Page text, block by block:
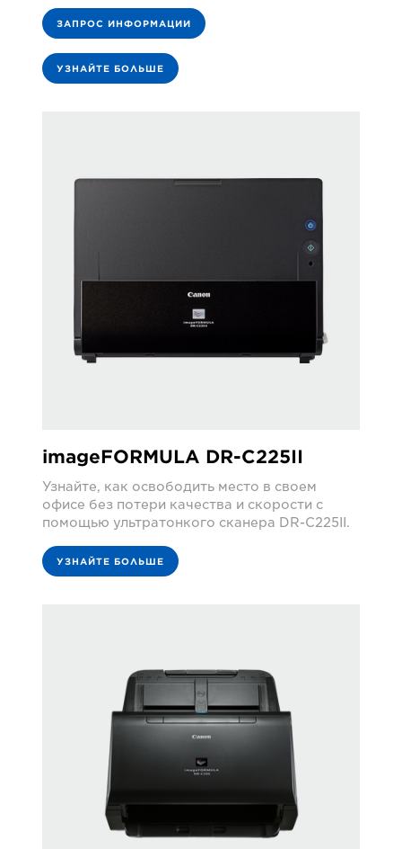
ЗАПРОС ИНФОРМАЦИИ
УЗНАЙТЕ БОЛЬШЕ
imageFORMULA DR-C225II
Узнайте, как освободить место в своем
офисе без потери качества и скорости с
помощью ультратонкого сканера DR-C225II.
УЗНАЙТЕ БОЛЬШЕ